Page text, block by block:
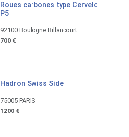
Roues carbones type Cervelo
P5
92100 Boulogne Billancourt
700 €
Hadron Swiss Side
75005 PARIS
1200 €